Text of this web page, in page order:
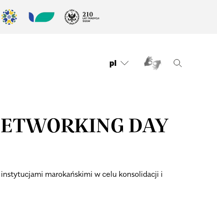
pl
DAY
marokańskimi w celu konsolidacji i